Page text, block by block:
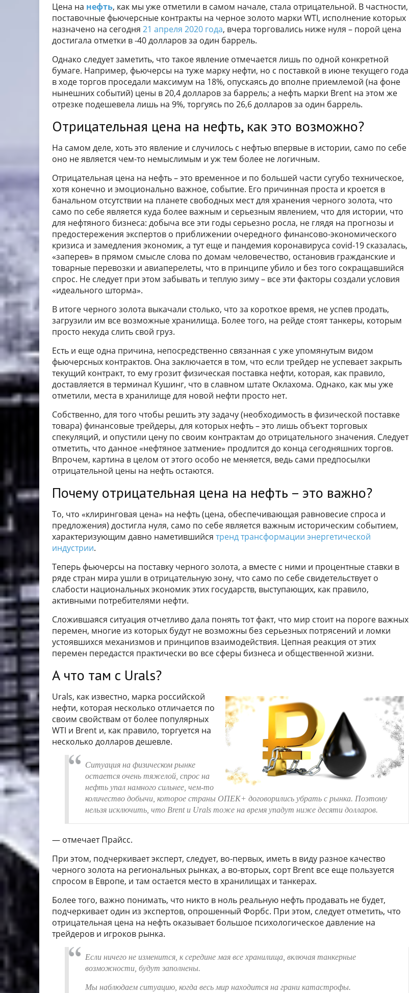
Цена на нефть, как мы уже отметили в самом начале, стала отрицательной. В частности,
поставочные фьючерсные контракты на черное золото марки WTI, исполнение которых
назначено на сегодня 21 апреля 2020 года, вчера торговались ниже нуля – порой цена
достигала отметки в -40 долларов за один баррель.
Однако следует заметить, что такое явление отмечается лишь по одной конкретной
бумаге. Например, фьючерсы на туже марку нефти, но с поставкой в июне текущего года
в ходе торгов проседали максимум на 18%, опускаясь до вполне приемлемой (на фоне
нынешних событий) цены в 20,4 долларов за баррель; а нефть марки Brent на этом же
отрезке подешевела лишь на 9%, торгуясь по 26,6 долларов за один баррель.
Отрицательная цена на нефть, как это возможно?
На самом деле, хоть это явление и случилось с нефтью впервые в истории, само по себе
оно не является чем-то немыслимым и уж тем более не логичным.
Отрицательная цена на нефть – это временное и по большей части сугубо техническое,
хотя конечно и эмоционально важное, событие. Его причинная проста и кроется в
банальном отсутствии на планете свободных мест для хранения черного золота, что
само по себе является куда более важным и серьезным явлением, что для истории, что
для нефтяного бизнеса: добыча все эти годы серьезно росла, не глядя на прогнозы и
предостережения экспертов о приближении очередного финансово-экономического
кризиса и замедления экономик, а тут еще и пандемия коронавируса covid-19 сказалась,
«заперев» в прямом смысле слова по домам человечество, остановив гражданские и
товарные перевозки и авиаперелеты, что в принципе убило и без того сокращавшийся
спрос. Не следует при этом забывать и теплую зиму – все эти факторы создали условия
«идеального шторма».
В итоге черного золота выкачали столько, что за короткое время, не успев продать,
загрузили им все возможные хранилища. Более того, на рейде стоят танкеры, которым
просто некуда слить свой груз.
Есть и еще одна причина, непосредственно связанная с уже упомянутым видом
фьючерсных контрактов. Она заключается в том, что если трейдер не успевает закрыть
текущий контракт, то ему грозит физическая поставка нефти, которая, как правило,
доставляется в терминал Кушинг, что в славном штате Оклахома. Однако, как мы уже
отметили, места в хранилище для новой нефти просто нет.
Собственно, для того чтобы решить эту задачу (необходимость в физической поставке
товара) финансовые трейдеры, для которых нефть – это лишь объект торговых
спекуляций, и опустили цену по своим контрактам до отрицательного значения. Следует
отметить, что данное «нефтяное затмение» продлится до конца сегодняшних торгов.
Впрочем, картина в целом от этого особо не меняется, ведь сами предпосылки
отрицательной цены на нефть остаются.
Почему отрицательная цена на нефть – это важно?
То, что «клиринговая цена» на нефть (цена, обеспечивающая равновесие спроса и
предложения) достигла нуля, само по себе является важным историческим событием,
характеризующим давно наметившийся тренд трансформации энергетической
индустрии.
Теперь фьючерсы на поставку черного золота, а вместе с ними и процентные ставки в
ряде стран мира ушли в отрицательную зону, что само по себе свидетельствует о
слабости национальных экономик этих государств, выступающих, как правило,
активными потребителями нефти.
Сложившаяся ситуация отчетливо дала понять тот факт, что мир стоит на пороге важных
перемен, многие из которых будут не возможны без серьезных потрясений и ломки
устоявшихся механизмов и принципов взаимодействия. Цепная реакция от этих
перемен передастся практически во все сферы бизнеса и общественной жизни.
А что там с Urals?
Urals, как известно, марка российской
нефти, которая несколько отличается по
своим свойствам от более популярных
WTI и Brent и, как правило, торгуется на
несколько долларов дешевле.
Ситуация на физическом рынке
остается очень тяжелой, спрос на
нефть упал намного сильнее, чем-то
количество добычи, которое страны ОПЕК+ договорились убрать с рынка. Поэтому
нельзя исключить, что Brent и Urals тоже на время упадут ниже десяти долларов.
— отмечает Прайсс.
При этом, подчеркивает эксперт, следует, во-первых, иметь в виду разное качество
черного золота на региональных рынках, а во-вторых, сорт Brent все еще пользуется
спросом в Европе, и там остается место в хранилищах и танкерах.
Более того, важно понимать, что никто в ноль реальную нефть продавать не будет,
подчеркивает один из экспертов, опрошенный Форбс. При этом, следует отметить, что
отрицательная цена на нефть оказывает большое психологическое давление на
трейдеров и игроков рынка.
Если ничего не изменится, к середине мая все хранилища, включая танкерные
возможности, будут заполнены.
Мы наблюдаем ситуацию, когда весь мир находится на грани катастрофы.